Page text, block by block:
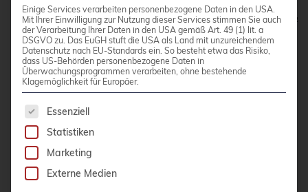
CREATE TABLE preise(netto numeric,
brutto numeric GENERATED
INSERT INTO preise VALUES(17.30);
INSERT INTO preise VALUES(225);
INSERT INTO preise VALUES(247);
INSERT INTO preise VALUES(19.15);
SELECT * FROM preise;
netto │ brutto
───────┼─────────
17.30 │ 20.5870
   225 │  267.75
Einige Services verarbeiten personenbezogene Daten in den USA.
Mit Ihrer Einwilligung zur Nutzung dieser Services stimmen Sie auch
der Verarbeitung Ihrer Daten in den USA gemäß Art. 49 (1) lit. a
DSGVO zu. Das EuGH stuft die USA als Land mit unzureichendem
Datenschutz nach EU-Standards ein. So besteht etwa das Risiko,
dass US-Behörden personenbezogene Daten in
Überwachungsprogrammen verarbeiten, ohne bestehende
Klagemöglichkeit für Europäer.
Es folgt eine Liste der Service-Gruppen, für die
Essenziell
Statistiken
Marketing
Externe Medien